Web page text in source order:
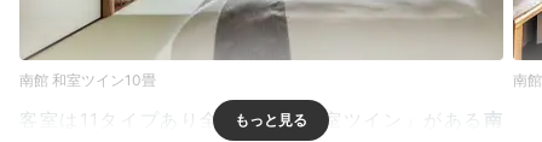
南館 和室ツイン10畳 南
客室は11タイプあり全61室。「和室ツイン」がある 南